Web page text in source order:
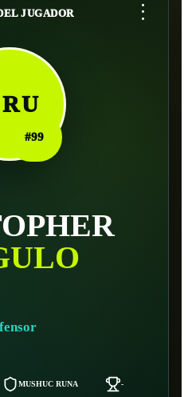
JUGADOR ...
#99
MUSHUC RUNA -